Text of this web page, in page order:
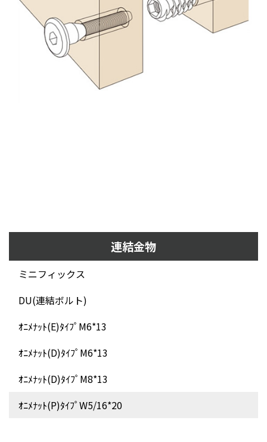
連結金物
ミニフィックス
DU(連結ボルト)
ｵﾆﾒﾅｯﾄ(E)ﾀｲﾌﾟM6*13
ｵﾆﾒﾅｯﾄ(D)ﾀｲﾌﾟM6*13
ｵﾆﾒﾅｯﾄ(D)ﾀｲﾌﾟM8*13
ｵﾆﾒﾅｯﾄ(P)ﾀｲﾌﾟW5/16*20